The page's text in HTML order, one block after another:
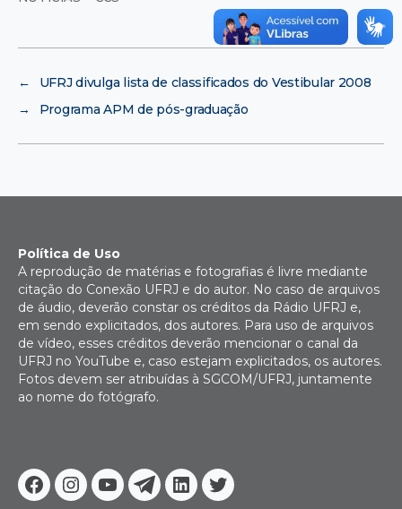
←
UFRJ divulga lista de classificados do Vestibular 2008
→
Programa APM de pós-graduação
Facebook
Instagram
YoutubeTelegram
Linkedin
Twitter
Política de Uso
A reprodução de matérias e fotografias é livre mediante
citação do Conexão UFRJ e do autor. No caso de arquivos
de áudio, deverão constar os créditos da Rádio UFRJ e,
em sendo explicitados, dos autores. Para uso de arquivos
de vídeo, esses créditos deverão mencionar o canal da
UFRJ no YouTube e, caso estejam explicitados, os autores.
Fotos devem ser atribuídas à SGCOM/UFRJ, juntamente
ao nome do fotógrafo.